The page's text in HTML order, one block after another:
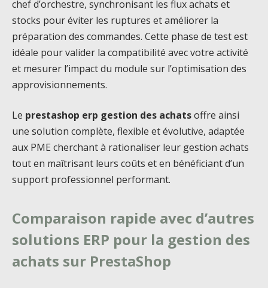
chef d’orchestre, synchronisant les flux achats et
stocks pour éviter les ruptures et améliorer la
préparation des commandes. Cette phase de test est
idéale pour valider la compatibilité avec votre activité
et mesurer l’impact du module sur l’optimisation des
approvisionnements.
Le prestashop erp gestion des achatsoffre ainsi
une solution complète, flexible et évolutive, adaptée
aux PME cherchant à rationaliser leur gestion achats
tout en maîtrisant leurs coûts et en bénéficiant d’un
support professionnel performant.
Comparaison rapide avec d’autres
solutions ERP pour la gestion des
achats sur PrestaShop